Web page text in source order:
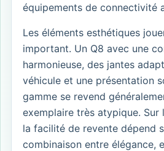
équipements de connectivité
Les éléments esthétiques
important. Un Q8 avec une
harmonieuse, des jantes
véhicule et une présentation
gamme se revend
exemplaire très atypique. Sur
la facilité de revente dépend
combinaison entre élégance,